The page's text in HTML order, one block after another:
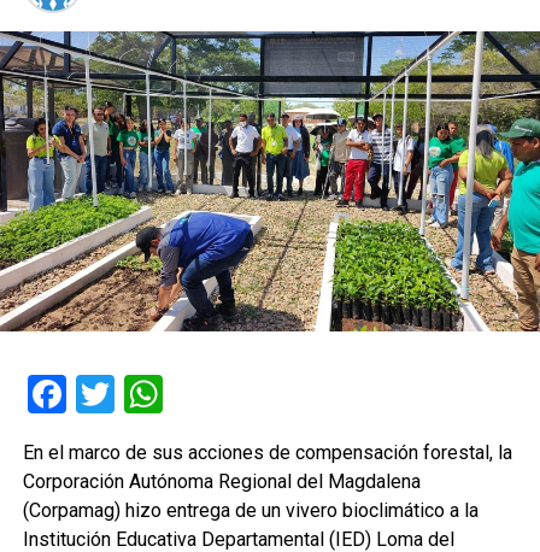
Facebook
TwitterWhatsApp
En el marco de sus acciones de compensación forestal, la
Corporación Autónoma Regional del Magdalena
(Corpamag) hizo entrega de un vivero bioclimático a la
Institución Educativa Departamental (IED) Loma del